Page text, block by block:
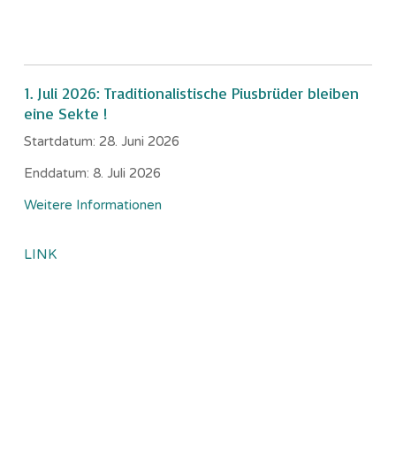
1. Juli 2026: Traditionalistische Piusbrüder bleiben
eine Sekte !
Startdatum: 28. Juni 2026
Enddatum: 8. Juli 2026
Weitere Informationen
LINK